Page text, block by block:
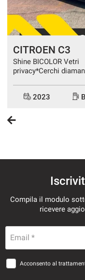
CITROEN C3
Shine BICOLOR Vetri
privacy*Cerchi
2023
Compila il modulo
ricevere
Email *
Acconsento al